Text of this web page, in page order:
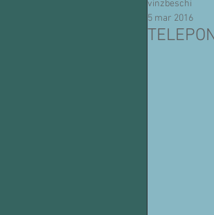
vinzbeschi
5 mar 2016